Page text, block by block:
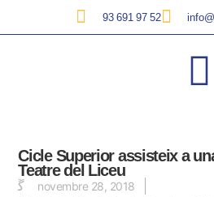
93 691 97 52
Cicle Superior assisteix a
Teatre del Liceu
novembre 28, 2018